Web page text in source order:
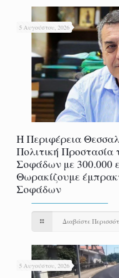
5 Αυγούστου, 2026
Η Περιφέρεια
Πολιτική Προστασία
Σοφάδων με 300.000
Θωρακίζουμε
Σοφάδων
Διαβάστε
5 Αυγούστου, 2026